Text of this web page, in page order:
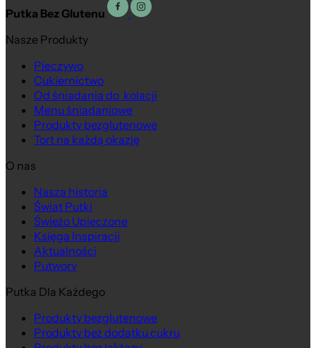
Putka Bez Glutenu
Nasze Produkty
Pieczywo
Cukiernictwo
Od śniadania do kolacji
Menu śniadaniowe
Produkty bezglutenowe
Tort na każdą okazję
O nas
Nasza historia
Świat Putki
Świeżo Upieczone
Księga Inspiracji
Aktualności
Putwory
Putka Dla Każdego
Produkty bezglutenowe
Produkty bez dodatku cukru